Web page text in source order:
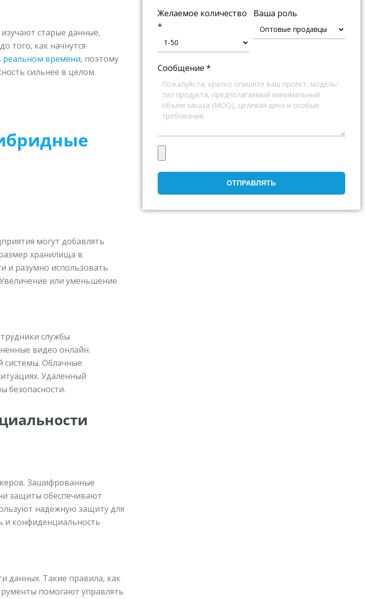
старые данные,
того, как начнутся
реальном времени, поэтому
сильнее в целом.
могут добавлять
хранилища в
и разумно использовать
или уменьшение
службы
видео онлайн.
Облачные
Удаленный
безопасности.
Зашифрованные
защиты обеспечивают
надежную защиту для
и конфиденциальность
данных. Такие правила, как
помогают управлять
Желаемое количество
*
Ваша роль
Сообщение *
ОТПРАВЛЯТЬ